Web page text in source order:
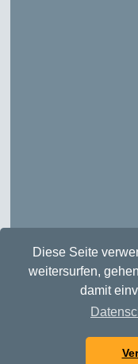
Diese Seite
weitersurfen,
damit